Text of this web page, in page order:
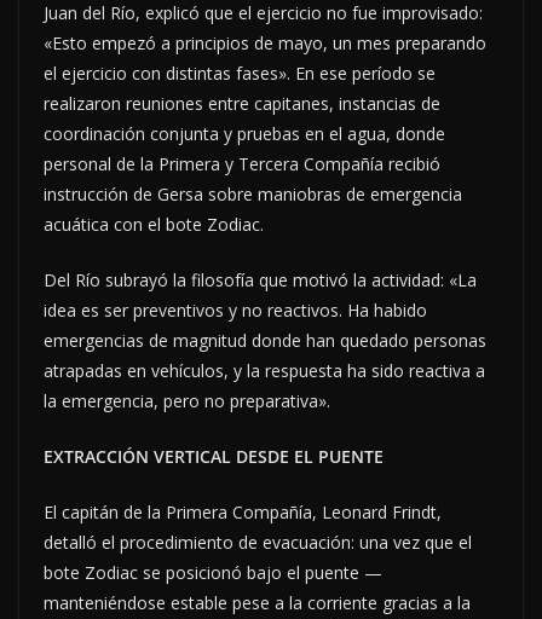
Juan del Río, explicó que el ejercicio no fue improvisado:
«Esto empezó a principios de mayo, un mes preparando
el ejercicio con distintas fases». En ese período se
realizaron reuniones entre capitanes, instancias de
coordinación conjunta y pruebas en el agua, donde
personal de la Primera y Tercera Compañía recibió
instrucción de Gersa sobre maniobras de emergencia
acuática con el bote Zodiac.
Del Río subrayó la filosofía que motivó la actividad: «La
idea es ser preventivos y no reactivos. Ha habido
emergencias de magnitud donde han quedado personas
atrapadas en vehículos, y la respuesta ha sido reactiva a
la emergencia, pero no preparativa».
EXTRACCIÓN VERTICAL DESDE EL PUENTE
El capitán de la Primera Compañía, Leonard Frindt,
detalló el procedimiento de evacuación: una vez que el
bote Zodiac se posicionó bajo el puente —
manteniéndose estable pese a la corriente gracias a la